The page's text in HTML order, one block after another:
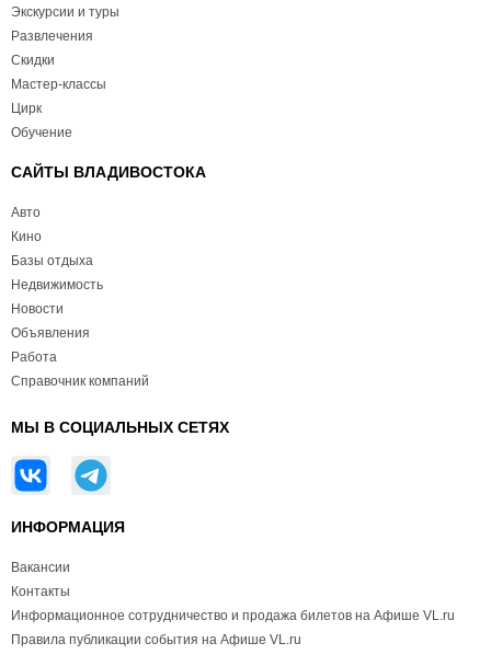
Экскурсии и туры
Развлечения
Скидки
Мастер-классы
Цирк
Обучение
САЙТЫ ВЛАДИВОСТОКА
Авто
Кино
Базы отдыха
Недвижимость
Новости
Объявления
Работа
Справочник компаний
МЫ В СОЦИАЛЬНЫХ СЕТЯХ
ИНФОРМАЦИЯ
Вакансии
Контакты
Информационное сотрудничество и продажа билетов на Афише VL.ru
Правила публикации события на Афише VL.ru